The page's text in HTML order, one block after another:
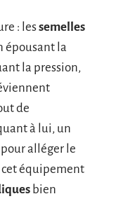
: lessemelles
épousant la
la pression,
de
à lui, un
alléger le
cet équipement
bien